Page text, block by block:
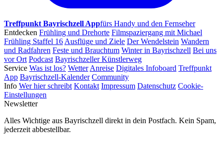
Treffpunkt Bayrischzell Appfürs Handy und den Fernseher
Entdecken Frühling und Drehorte Filmspaziergang mit Michael
Frühling Staffel 16 Ausflüge und Ziele Der Wendelstein Wandern
und Radfahren Feste und Brauchtum Winter in Bayrischzell Bei uns
vor Ort Podcast Bayrischzeller Künstlerweg
Service Was ist los? Wetter Anreise Digitales Infoboard Treffpunkt
App Bayrischzell-Kalender Community
Info Wer hier schreibt Kontakt Impressum Datenschutz Cookie-
Einstellungen
Newsletter
Alles Wichtige aus Bayrischzell direkt in dein Postfach. Kein Spam,
jederzeit abbestellbar.